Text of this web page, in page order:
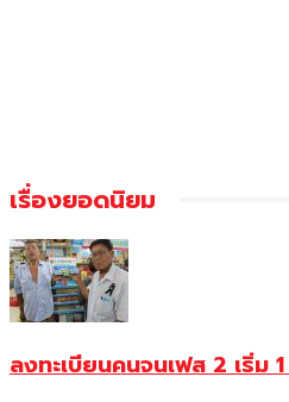
เรื่องยอดนิยม
ลงทะเบียนคนจนเฟส 2 เริ่ม